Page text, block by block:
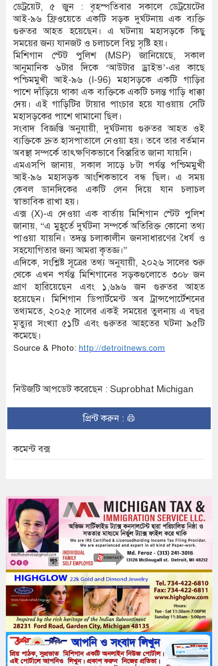
ডেট্রয়েট, ৫ জুন : বৃহস্পতিবার সকালে ডেট্রয়েটের
আই-৯৬ ফ্রিওয়েতে একটি সড়ক দুর্ঘটনায় এক ব্যক্তি
গুরুতর আহত হয়েছেন। এ ঘটনায় মহাসড়কে কিছু
সময়ের জন্য যানজট ও চলাচলে বিঘ্ন সৃষ্টি হয়।
মিশিগান স্টেট পুলিশ (MSP) জানিয়েছে, সকাল
আনুমানিক ৬টার দিকে ‘আউটার ড্রাইভ’-এর কাছে
পশ্চিমমুখী আই-৯৬ (I-96) মহাসড়কে একটি গাড়ির
পাশে দাঁড়িয়ে থাকা এক ব্যক্তিকে একটি চলন্ত গাড়ি ধাক্কা
দেয়। এই গাড়িটির টায়ার পাংচার হয়ে যাওয়ায় সেটি
মহাসড়কের পাশে থামানো ছিল।
সংবাদ বিজ্ঞপ্তি অনুযায়ী, দুর্ঘটনায় গুরুতর আহত ওই
ব্যক্তিকে দ্রুত হাসপাতালে নেওয়া হয়। তবে তার বর্তমান
অবস্থা সম্পর্কে তাৎক্ষণিকভাবে বিস্তারিত জানা যায়নি।
এমএসপি জানায়, সকাল সাড়ে ৮টা পর্যন্ত পশ্চিমমুখী
আই-৯৬ মহাসড়ক আংশিকভাবে বন্ধ ছিল। এ সময়
কেবল ডানদিকের একটি লেন দিয়ে যান চলাচল
স্বাভাবিক রাখা হয়।
এক্স (X)-এ দেওয়া এক বার্তায় মিশিগান স্টেট পুলিশ
জানায়, “এ মুহূর্তে দুর্ঘটনা সম্পর্কে অতিরিক্ত কোনো তথ্য
পাওয়া যায়নি। তদন্ত চলাকালীন জনসাধারণের ধৈর্য ও
সহযোগিতার জন্য আমরা কৃতজ্ঞ।”
এদিকে, সংশ্লিষ্ট সূত্রের তথ্য অনুযায়ী, ২০২৬ সালের শুরু
থেকে এখন পর্যন্ত মিশিগানের সড়কগুলোতে ৩০৮ জন
প্রাণ হারিয়েছেন এবং ১,৬৯৬ জন গুরুতর আহত
হয়েছেন। মিশিগান ডিপার্টমেন্ট অব ট্রান্সপোর্টেশনের
তথ্যমতে, ২০২৫ সালের একই সময়ের তুলনায় এ বছর
মৃত্যুর সংখ্যা ৫১টি এবং গুরুতর আহতের ঘটনা ৯৫টি
কমেছে।
Source & Photo: http://detroitnews.com
নিউজটি আপডেট করেছেন : Suprobhat Michigan
প্রিন্ট করুন :
কমেন্ট বক্স